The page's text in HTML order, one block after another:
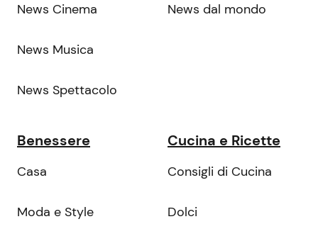
News Cinema
News Musica
News Spettacolo
News dal mondo
Benessere
Casa
Moda e Style
Cucina e Ricette
Consigli di Cucina
Dolci